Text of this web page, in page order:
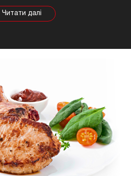
властивості продукту
так само як рекомендації
сидять на дієті.